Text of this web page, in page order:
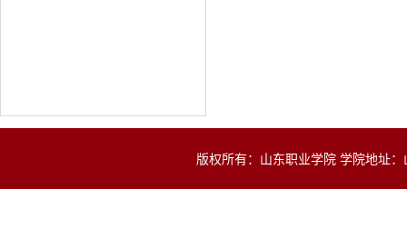
版权所有：山东职业学院 学院地址：